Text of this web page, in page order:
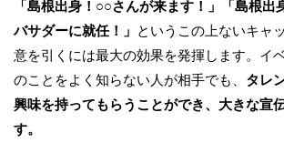
「島根出身！○○さんが来ます！」「島根出
バサダーに就任！」 というこの上ないキャ
意を引くには最大の効果を発揮します。イ
のことをよく知らない人が相手でも、 タレ
興味を持ってもらうことができ、大きな宣
す。